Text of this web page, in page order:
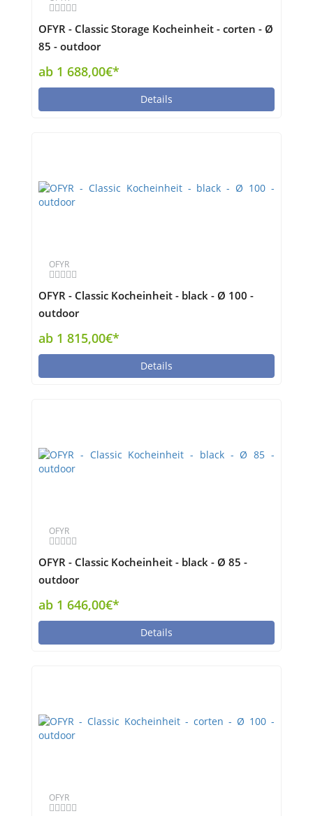
OFYR - Classic Storage Kocheinheit - corten - Ø
85 - outdoor
ab 1 688,00€*
Details
OFYR
OFYR - Classic Kocheinheit - black - Ø 100 -
outdoor
ab 1 815,00€*
Details
OFYR
OFYR - Classic Kocheinheit - black - Ø 85 -
outdoor
ab 1 646,00€*
Details
OFYR